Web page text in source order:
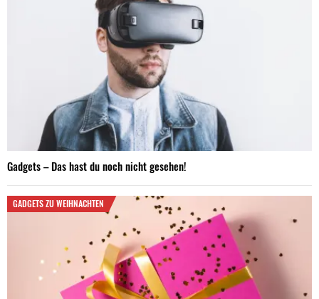
Gadgets – Das hast du noch nicht gesehen!
GADGETS ZU WEIHNACHTEN